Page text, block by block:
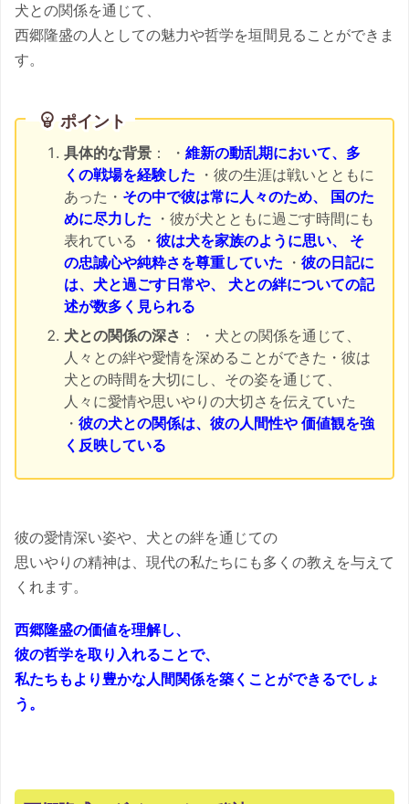
犬との関係を通じて、
西郷隆盛の人としての魅力や哲学を垣間見ることができま
す。
ポイント
具体的な背景 ： ・ 維新の動乱期において、多
くの戦場を経験した ・彼の生涯は戦いとともに
あった・ その中で彼は常に人々のため、 国のた
めに尽力した ・彼が犬とともに過ごす時間にも
表れている ・ 彼は犬を家族のように思い、 そ
の忠誠心や純粋さを尊重していた ・ 彼の日記に
は、犬と過ごす日常や、 犬との絆についての記
述が数多く見られる
犬との関係の深さ ： ・犬との関係を通じて、
人々との絆や愛情を深めることができた・彼は
犬との時間を大切にし、その姿を通じて、
人々に愛情や思いやりの大切さを伝えていた
・ 彼の犬との関係は、彼の人間性や 価値観を強
く反映している
彼の愛情深い姿や、犬との絆を通じての
思いやりの精神は、現代の私たちにも多くの教えを与えて
くれます。
西郷隆盛の価値を理解し、
彼の哲学を取り入れることで、
私たちもより豊かな人間関係を築くことができるでしょ
う。